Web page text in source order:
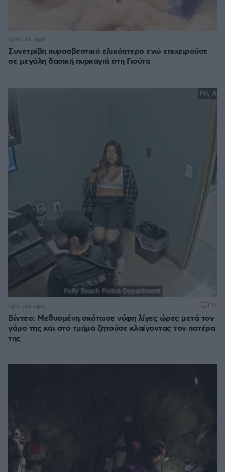
Συνετρίβη πυροσβεστικό ελικόπτερο ενώ επιχειρούσε
σε μεγάλη δασική πυρκαγιά στη Γιούτα
πριν μία ώρα
Βίντεο: Μεθυσμένη σκότωσε νύφη λίγες ώρες μετά τον
γάμο της και στο τμήμα ζητούσε κλαίγοντας τον πατέρα
της
πριν μία ώρα 15